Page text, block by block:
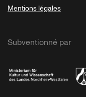
Mentions légales
Subventionné par